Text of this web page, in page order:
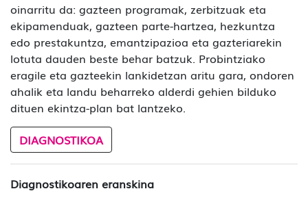
oinarritu da: gazteen programak, zerbitzuak eta
ekipamenduak, gazteen parte-hartzea, hezkuntza
edo prestakuntza, emantzipazioa eta gazteriarekin
lotuta dauden beste behar batzuk. Probintziako
eragile eta gazteekin lankidetzan aritu gara, ondoren
ahalik eta landu beharreko alderdi gehien bilduko
dituen ekintza-plan bat lantzeko.
DIAGNOSTIKOA
Diagnostikoaren eranskina